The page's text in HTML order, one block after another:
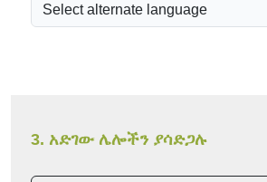
3. አድገው ሌሎችን ያሳድጋሉ